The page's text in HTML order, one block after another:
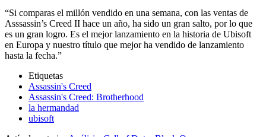
“Si comparas el millón vendido en una semana, con las ventas de
Asssassin’s Creed II hace un año, ha sido un gran salto, por lo que
es un gran logro. Es el mejor lanzamiento en la historia de Ubisoft
en Europa y nuestro título que mejor ha vendido de lanzamiento
hasta la fecha.”
Etiquetas
Assassin's Creed
Assassin's Creed: Brotherhood
la hermandad
ubisoft